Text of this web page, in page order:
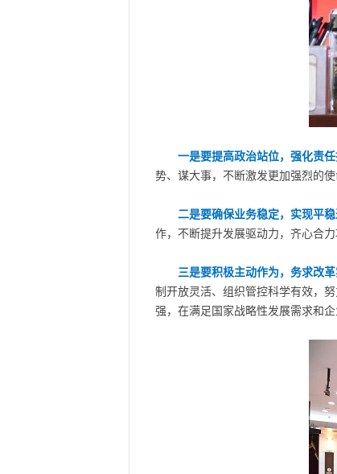
一是要提高政治站位，强化责任
势、谋大事，不断激发更加强烈的
二是要确保业务稳定，实现平稳
作，不断提升发展驱动力，齐心合
三是要积极主动作为，务求改革
制开放灵活、组织管控科学有效，
强，在满足国家战略性发展需求和企